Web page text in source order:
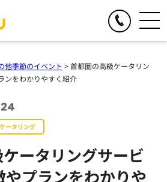
ビス
プロデュース
ンラインイベント
TOGGLE
ス
大会
お食事の手配
ビス
ス導入事例
他季節のイベント >首都圏の高級ケータリン
ンをわかりやすく紹介
ケータリング
ータリングサービ
プランをわかりや